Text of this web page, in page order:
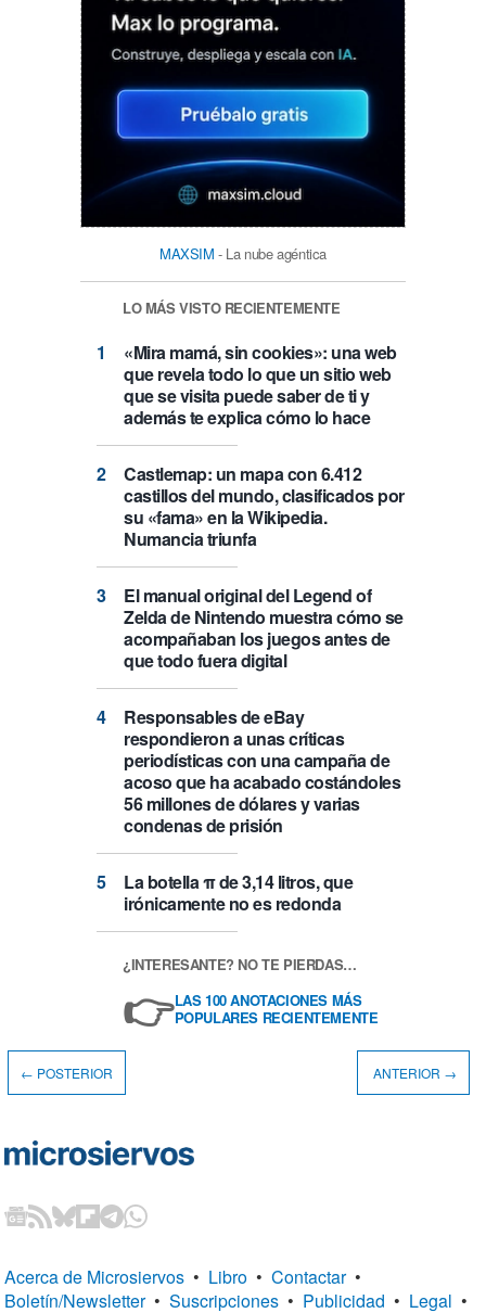
MAXSIM - La nube agéntica
LO MÁS VISTO RECIENTEMENTE
«Mira mamá, sin cookies»: una web
que revela todo lo que un sitio web
que se visita puede saber de ti y
además te explica cómo lo hace
Castlemap: un mapa con 6.412
castillos del mundo, clasificados por
su «fama» en la Wikipedia.
Numancia triunfa
El manual original del Legend of
Zelda de Nintendo muestra cómo se
acompañaban los juegos antes de
que todo fuera digital
Responsables de eBay
respondieron a unas críticas
periodísticas con una campaña de
acoso que ha acabado costándoles
56 millones de dólares y varias
condenas de prisión
La botella π de 3,14 litros, que
irónicamente no es redonda
¿INTERESANTE? NO TE PIERDAS…
👉LAS 100 ANOTACIONES MÁS
POPULARES RECIENTEMENTE
← POSTERIOR ANTERIOR →
Acerca de Microsiervos • Libro • Contactar •
Boletín/Newsletter • Suscripciones • Publicidad • Legal •